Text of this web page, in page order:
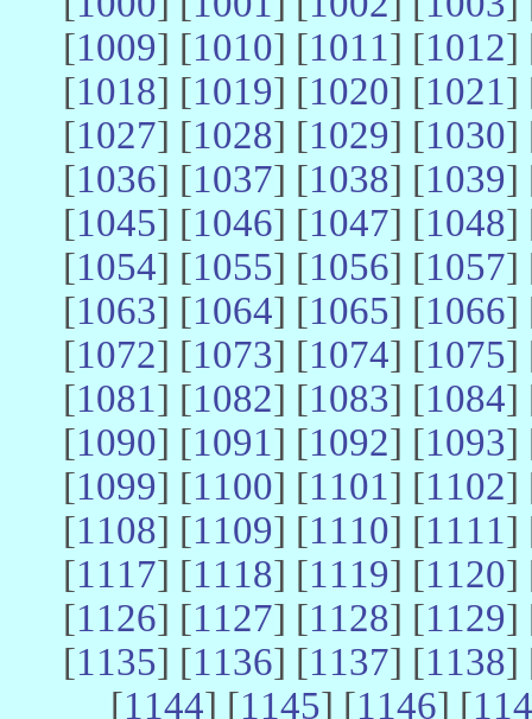
[1009] [1010] [1011] [1012]
[1018] [1019] [1020] [1021]
[1027] [1028] [1029] [1030]
[1036] [1037] [1038] [1039]
[1045] [1046] [1047] [1048]
[1054] [1055] [1056] [1057]
[1063] [1064] [1065] [1066]
[1072] [1073] [1074] [1075]
[1081] [1082] [1083] [1084]
[1090] [1091] [1092] [1093]
[1099] [1100] [1101] [1102]
[1108] [1109] [1110] [1111]
[1117] [1118] [1119] [1120]
[1126] [1127] [1128] [1129]
[1135] [1136] [1137] [1138]
[1144] [1145] [1146] [